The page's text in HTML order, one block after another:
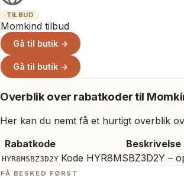
TILBUD
Momkind tilbud
Gå til butik →
Gå til butik →
Overblik over rabatkoder til
Her kan du nemt få et hurtigt overblik
Rabatkode
Beskrivelse
HYR8MSBZ3D2Y Kode HYR8MSBZ3D2Y –
FÅ BESKED FØRST